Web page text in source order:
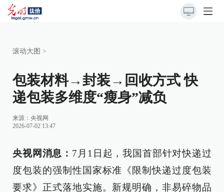
滚动大图 >
包装材料→封装→回收方式 快
递包装多维度“瘦身”减负
来源： 央视网
2026-07-02 13:47
央视网消息： 7月1日起，我国首部针对快递过
度包装的强制性国家标准《限制快递过度包装
要求》正式落地实施。新规明确，非易碎物品